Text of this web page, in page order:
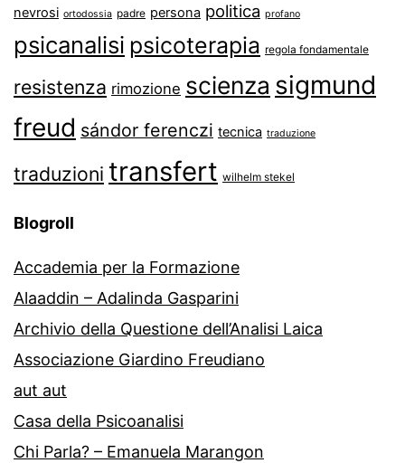
nevrosi ortodossia padre persona politica profano
psicanalisi psicoterapia regola fondamentale
resistenza rimozione scienza sigmund
freud sándor ferenczi tecnica traduzione
traduzioni transfert wilhelm stekel
Blogroll
Accademia per la Formazione
Alaaddin – Adalinda Gasparini
Archivio della Questione dell’Analisi Laica
Associazione Giardino Freudiano
aut aut
Casa della Psicoanalisi
Chi Parla? – Emanuela Marangon